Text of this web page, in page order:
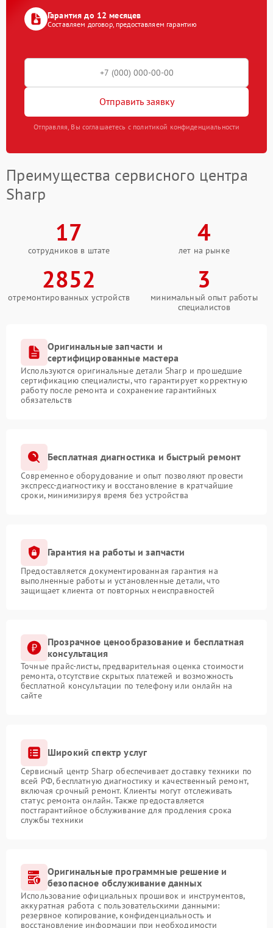
Гарантия до 12 месяцев
Составляем договор, предоставляем гарантию
Отправить заявку
Отправляя, Вы соглашаетесь с политикой конфиденциальности
Преимущества сервисного центра
Sharp
17
сотрудников в штате
4
лет на рынке
2852
отремонтированных устройств
3
минимальный опыт работы
специалистов
Оригинальные запчасти и
сертифицированные мастера
Используются оригинальные детали Sharp и прошедшие
сертификацию специалисты, что гарантирует корректную
работу после ремонта и сохранение гарантийных
обязательств
Бесплатная диагностика и быстрый ремонт
Современное оборудование и опыт позволяют провести
экспресс-диагностику и восстановление в кратчайшие
сроки, минимизируя время без устройства
Гарантия на работы и запчасти
Предоставляется документированная гарантия на
выполненные работы и установленные детали, что
защищает клиента от повторных неисправностей
Прозрачное ценообразование и бесплатная
консультация
Точные прайс-листы, предварительная оценка стоимости
ремонта, отсутствие скрытых платежей и возможность
бесплатной консультации по телефону или онлайн на
сайте
Широкий спектр услуг
Сервисный центр Sharp обеспечивает доставку техники по
всей РФ, бесплатную диагностику и качественный ремонт,
включая срочный ремонт. Клиенты могут отслеживать
статус ремонта онлайн. Также предоставляется
постгарантийное обслуживание для продления срока
службы техники
Оригинальные программные решение и
безопасное обслуживание данных
Использование официальных прошивок и инструментов,
аккуратная работа с пользовательскими данными:
резервное копирование, конфиденциальность и
восстановление информации при необходимости